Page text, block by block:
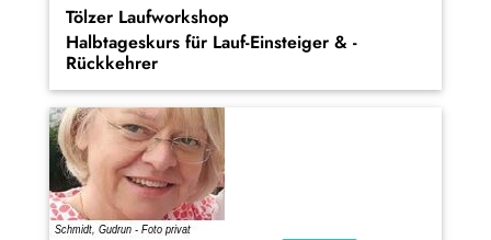
Tölzer Laufworkshop
Halbtageskurs für Lauf-Einsteiger & -
Rückkehrer